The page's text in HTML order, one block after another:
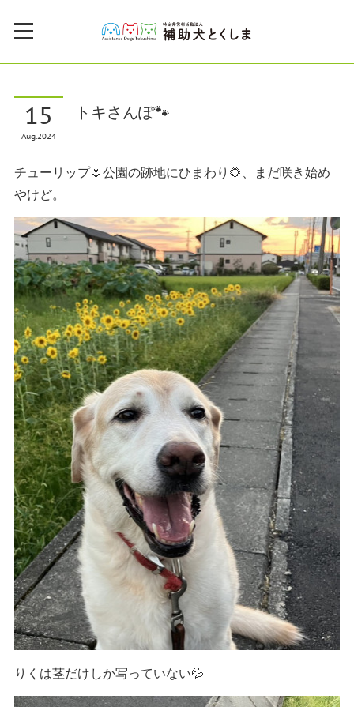
15
Aug2024
トキさんぽ🐾
チューリップ🌷公園の跡地にひまわり🌻、まだ咲き始め
やけど。
りくは茎だけしか写っていない💦